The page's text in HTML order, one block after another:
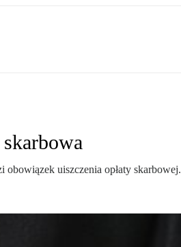
obowiązek uiszczenia opłaty skarbowej.